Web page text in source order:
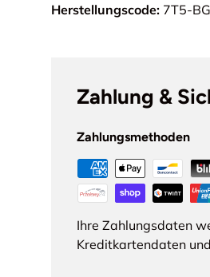
Herstellungscode: 7T5-
Zahlung &
Zahlungsmethoden
Ihre Zahlungsdaten
Kreditkartendaten